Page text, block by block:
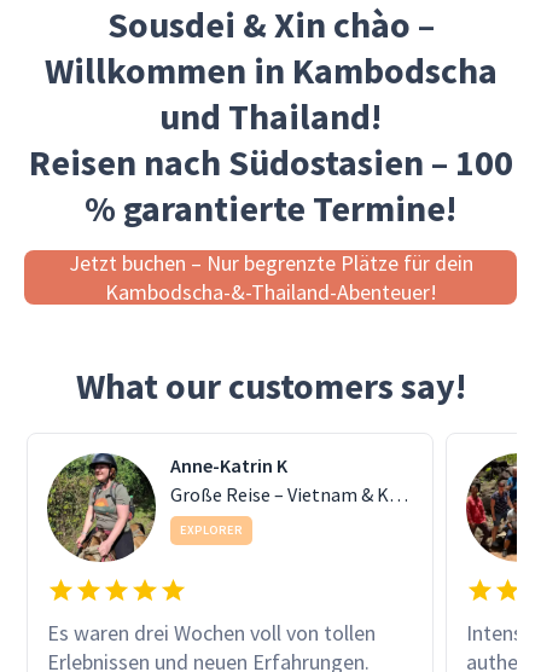
Sousdei & Xin chào –
Willkommen in Kambodscha
und Thailand!
Reisen nach Südostasien – 100
% garantierte Termine!
Jetzt buchen – Nur begrenzte Plätze für dein
Kambodscha-&-Thailand-Abenteuer!
What our customers say!
Anne-Katrin K
Große Reise – Vietnam & Kambodscha
EXPLORER
Es waren drei Wochen voll von tollen
Erlebnissen und neuen Erfahrungen.